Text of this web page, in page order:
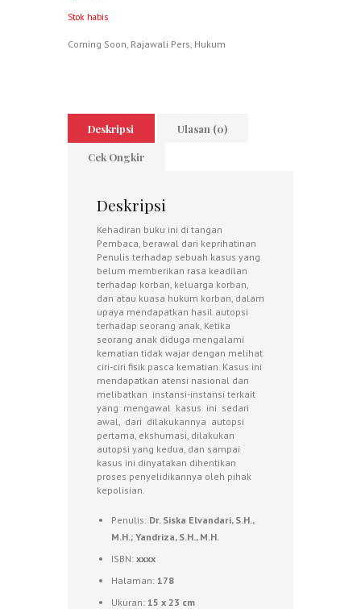
Stok habis
Coming Soon, Rajawali Pers, Hukum
Deskripsi Ulasan (0)
Cek Ongkir
Deskripsi
Kehadiran buku ini di tangan
Pembaca, berawal dari keprihatinan
Penulis terhadap sebuah kasus yang
belum memberikan rasa keadilan
terhadap korban, keluarga korban,
dan atau kuasa hukum korban, dalam
upaya mendapatkan hasil autopsi
terhadap seorang anak, Ketika
seorang anak diduga mengalami
kematian tidak wajar dengan melihat
ciri-ciri fisik pasca kematian. Kasus ini
mendapatkan atensi nasional dan
melibatkan instansi-instansi terkait
yang mengawal kasus ini sedari
awal, dari dilakukannya autopsi
pertama, ekshumasi, dilakukan
autopsi yang kedua, dan sampai
kasus ini dinyatakan dihentikan
proses penyelidikannya oleh pihak
kepolisian.
Penulis: Dr. Siska Elvandari, S.H.,
M.H.; Yandriza, S.H., M.H.
ISBN: xxxx
Halaman: 178
Ukuran: 15 x 23 cm